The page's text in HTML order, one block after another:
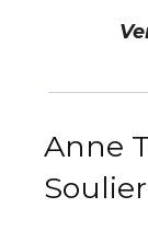
Anne
Soulier